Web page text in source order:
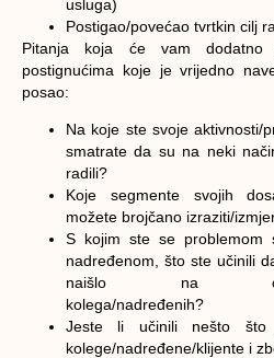
usluga)
Postigao/povećao tvrtkin cilj
Pitanja koja će vam
postignućima koje je vrijedno
posao:
Na koje ste svoje aktivnosti/
smatrate da su na neki
radili?
Koje segmente svojih
možete brojčano izraziti/
S kojim ste se problemom
nadređenom, što ste učinili
naišlo na
kolega/nadređenih?
Jeste li učinili nešto što
kolege/nadređene/klijente i